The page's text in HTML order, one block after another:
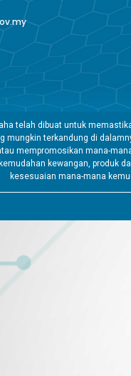
telah dibuat untuk
mungkin terkandung di
mempromosikan mana-
kewangan, produk
kesesuaian mana-mana